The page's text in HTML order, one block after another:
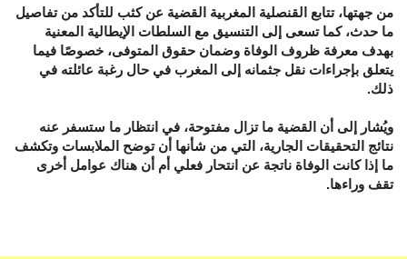
من جهتها، تتابع القنصلية المغربية القضية عن كثب للتأكد من تفاصيل
ما حدث، كما تسعى إلى التنسيق مع السلطات الإيطالية المعنية
بهدف معرفة ظروف الوفاة وضمان حقوق المتوفى، خصوصًا فيما
يتعلق بإجراءات نقل جثمانه إلى المغرب في حال رغبة عائلته في
ذلك.
ويُشار إلى أن القضية ما تزال مفتوحة، في انتظار ما ستسفر عنه
نتائج التحقيقات الجارية، التي من شأنها أن توضح الملابسات وتكشف
ما إذا كانت الوفاة ناتجة عن انتحار فعلي أم أن هناك عوامل أخرى
تقف وراءها.